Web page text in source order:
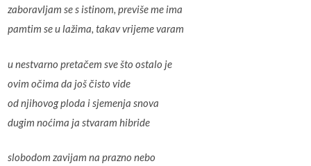
zaboravljam se s istinom, previše me ima
pamtim se u lažima, takav vrijeme varam
u nestvarno pretačem sve što ostalo je
ovim očima da još čisto vide
od njihovog ploda i sjemenja snova
dugim noćima ja stvaram hibride
slobodom zavijam na prazno nebo